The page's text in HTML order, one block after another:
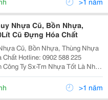
Nhựa Cũ, Bồn Nhựa,
Cũ Đựng Hóa Chất
Cũ, Bồn Nhựa, Thùng Nhựa
588 225
Các Sản Phẩm Thùng Phuy
1000L , Can Nhựa ,....
>1 năm